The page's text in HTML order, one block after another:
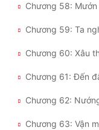
Chương 58:
Chương 59: Ta
Chương 60: Xâu
Chương 61: Đến
Chương 62:
Chương 63: Vận